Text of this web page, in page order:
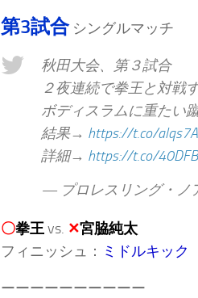
第3試合シングルマッチ
秋田大会、第３試合
２夜連続で拳王と対戦
ボディスラムに重たい
結果→ https://t.co/
詳細→ https://t.co/
— プロレスリング・ノ
〇拳王vs. ✕宮脇純太
フィニッシュ： ミドルキック
ーーーーーーーーーー